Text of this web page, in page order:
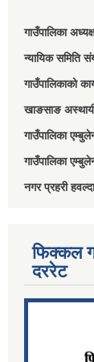
गाउँपालिका
न्यायिक समिति
गाउँपालिकाको
खाङसाङ
गाउँपालिका
गाउँपालिका
नगर प्रहरी
फिक्कल
दररेट